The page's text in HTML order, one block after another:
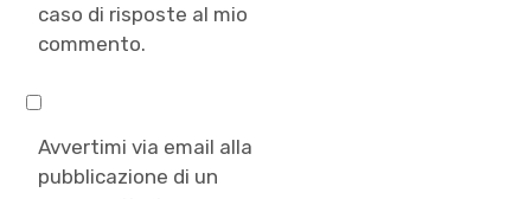
caso di risposte al mio
commento.
Avvertimi via email alla
pubblicazione di un